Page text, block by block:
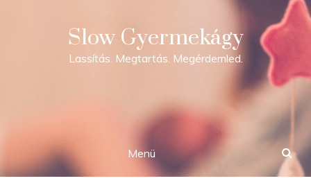
Slow Gyermekágy
Lassítás. Megtartás. Megérdemled.
Menü